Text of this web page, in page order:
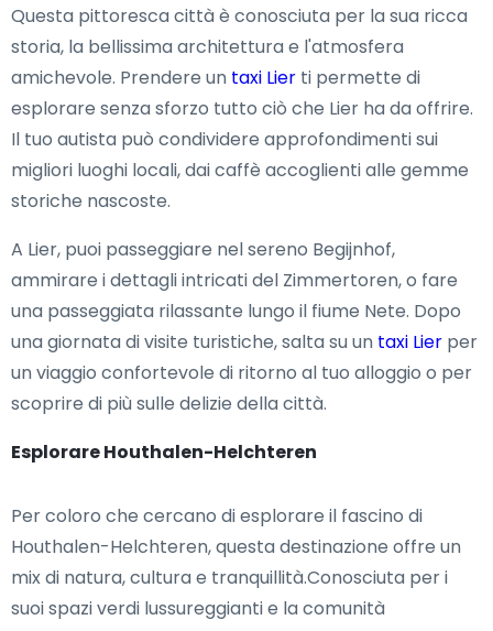
Questa pittoresca città è conosciuta per la sua ricca
storia, la bellissima architettura e l'atmosfera
amichevole. Prendere un taxi Lier ti permette di
esplorare senza sforzo tutto ciò che Lier ha da offrire.
Il tuo autista può condividere approfondimenti sui
migliori luoghi locali, dai caffè accoglienti alle gemme
storiche nascoste.
A Lier, puoi passeggiare nel sereno Begijnhof,
ammirare i dettagli intricati del Zimmertoren, o fare
una passeggiata rilassante lungo il fiume Nete. Dopo
una giornata di visite turistiche, salta su un taxi Lier per
un viaggio confortevole di ritorno al tuo alloggio o per
scoprire di più sulle delizie della città.
Esplorare Houthalen-Helchteren
Per coloro che cercano di esplorare il fascino di
Houthalen-Helchteren, questa destinazione offre un
mix di natura, cultura e tranquillità.Conosciuta per i
suoi spazi verdi lussureggianti e la comunità